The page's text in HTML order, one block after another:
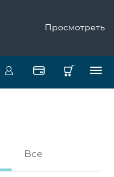
Просмотреть
Все